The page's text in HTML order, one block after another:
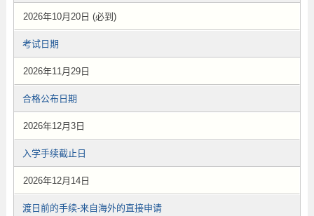
2026年10月20日 (必到)
考试日期
2026年11月29日
合格公布日期
2026年12月3日
入学手续截止日
2026年12月14日
渡日前的手续-来自海外的直接申请